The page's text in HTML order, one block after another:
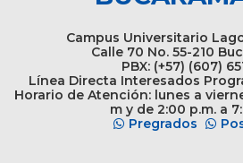
Campus Universitario
Calle 70 No. 55-210
PBX: (+57) (607)
Línea Directa Interesados
Horario de Atención: lunes a
m y de 2:00 p.m. a
Pregrados